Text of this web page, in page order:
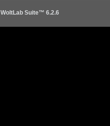
WoltLab Suite™ 6.2.6